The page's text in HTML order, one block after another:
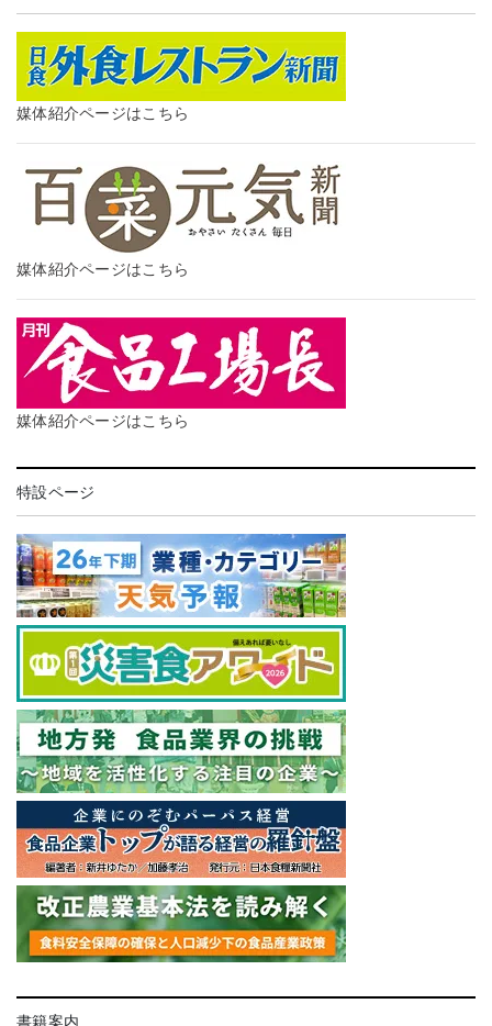
媒体紹介ページはこちら
媒体紹介ページはこちら
媒体紹介ページはこちら
特設ページ
書籍案内